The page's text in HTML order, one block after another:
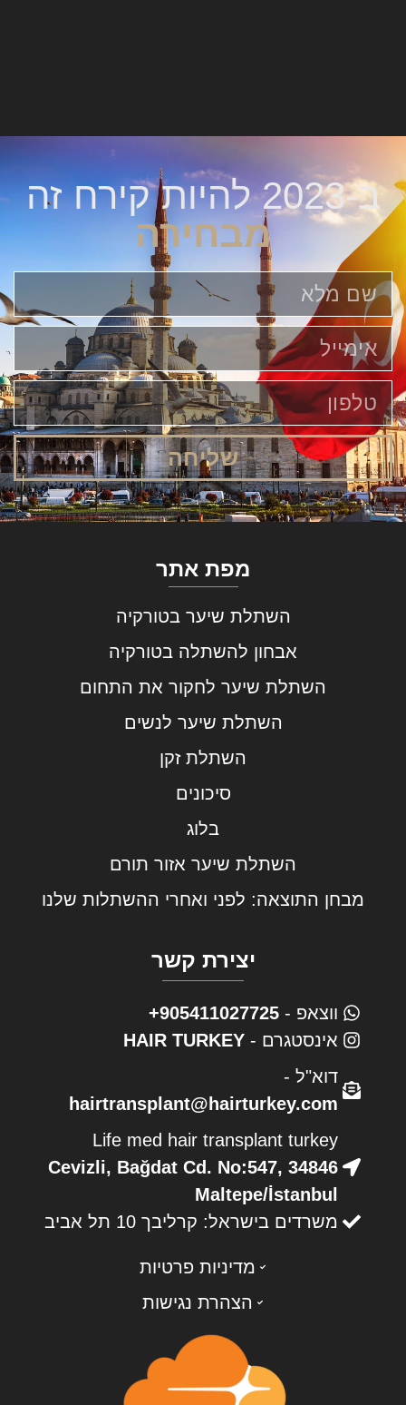
ב-2023 להיות קירח זה
מבחירה
שליחה
מפת אתר
השתלת שיער בטורקיה
אבחון להשתלה בטורקיה
השתלת שיער לחקור את התחום
השתלת שיער לנשים
השתלת זקן
סיכונים
בלוג
השתלת שיער אזור תורם
מבחן התוצאה: לפני ואחרי ההשתלות שלנו
יצירת קשר
ווצאפ - 905411027725+
אינסטגרם - HAIR TURKEY
דוא"ל -
hairtransplant@hairturkey.com
Life med hair transplant turkey
Cevizli, Bağdat Cd. No:547, 34846
Maltepe/İstanbul
משרדים בישראל: קרליבך 10 תל אביב
מדיניות פרטיות
הצהרת נגישות